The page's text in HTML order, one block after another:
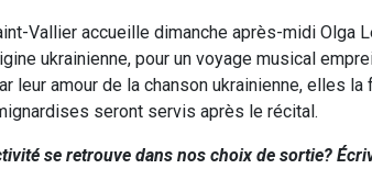
Vallier accueille dimanche après-midi Olga
ukrainienne, pour un voyage musical
leur amour de la chanson ukrainienne, elles
seront servis après le récital.
se retrouve dans nos choix de sortie?